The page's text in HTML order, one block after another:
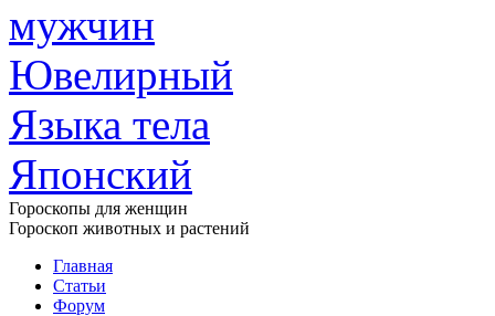
мужчин
Ювелирный
Языка тела
Японский
Гороскопы для женщин
Гороскоп животных и растений
Главная
Статьи
Форум